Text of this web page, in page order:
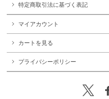
特定商取引法に基づく表記
マイアカウント
カートを見る
プライバシーポリシー